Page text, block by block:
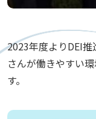
2023年度よりDEI
さんが働きやすい
す。